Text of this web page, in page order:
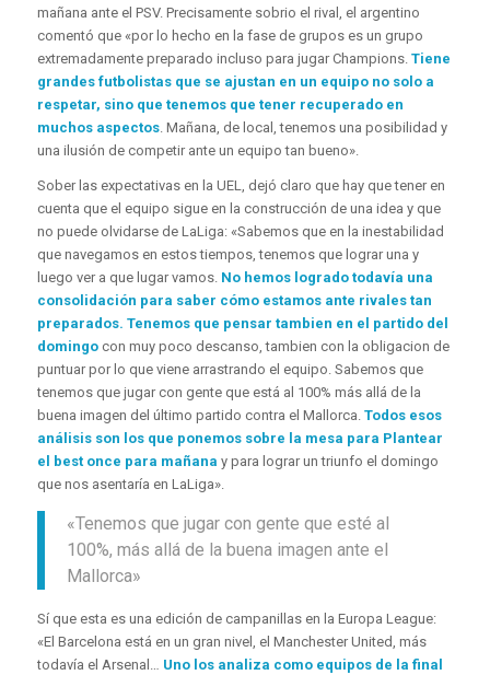
mañana ante el PSV. Precisamente sobrio el rival, el argentino
comentó que «por lo hecho en la fase de grupos es un grupo
extremadamente preparado incluso para jugar Champions. Tiene
grandes futbolistas que se ajustan en un equipo no solo a
respetar, sino que tenemos que tener recuperado en
muchos aspectos. Mañana, de local, tenemos una posibilidad y
una ilusión de competir ante un equipo tan bueno».
Sober las expectativas en la UEL, dejó claro que hay que tener en
cuenta que el equipo sigue en la construcción de una idea y que
no puede olvidarse de LaLiga: «Sabemos que en la inestabilidad
que navegamos en estos tiempos, tenemos que lograr una y
luego ver a que lugar vamos. No hemos logrado todavía una
consolidación para saber cómo estamos ante rivales tan
preparados. Tenemos que pensar tambien en el partido del
domingocon muy poco descanso, tambien con la obligacion de
puntuar por lo que viene arrastrando el equipo. Sabemos que
tenemos que jugar con gente que está al 100% más allá de la
buena imagen del último partido contra el Mallorca. Todos esos
análisis son los que ponemos sobre la mesa para Plantear
el best once para mañana y para lograr un triunfo el domingo
que nos asentaría en LaLiga».
«Tenemos que jugar con gente que esté al
100%, más allá de la buena imagen ante el
Mallorca»
Sí que esta es una edición de campanillas en la Europa League:
«El Barcelona está en un gran nivel, el Manchester United, más
todavía el Arsenal… Uno los analiza como equipos de la final